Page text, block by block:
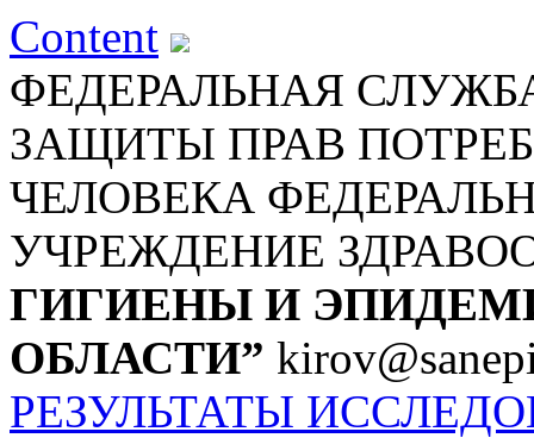
Content
ФЕДЕРАЛЬНАЯ
ЗАЩИТЫ ПРАВ
ЧЕЛОВЕКА
УЧРЕЖДЕНИЕ
ГИГИЕНЫ И
ОБЛАСТИ”
РЕЗУЛЬТАТЫ